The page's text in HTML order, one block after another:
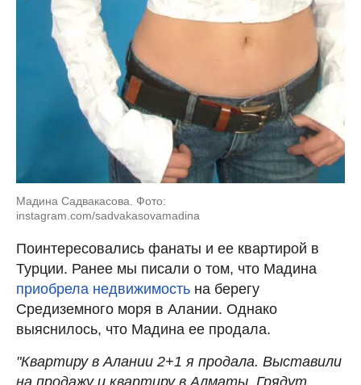
Мадина Садвакасова. Фото:
instagram.com/sadvakasovamadina
Поинтересовались фанаты и ее квартирой в
Турции. Ранее мы писали о том, что Мадина
приобрела недвижимость на берегу
Средиземного моря в Алании. Однако
выяснилось, что Мадина ее продала.
"Квартиру в Алании 2+1 я продала. Выставили
на продажу и квартиру в Алматы. Грядут